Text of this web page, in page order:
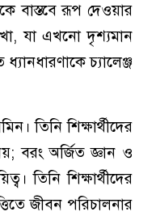
বাস্তবে রূপ দেওয়ার
যা এখনো দৃশ্যমান
চ্যালেঞ্জ
তিনি শিক্ষার্থীদের
বরং অর্জিত জ্ঞান ও
তিনি শিক্ষার্থীদের
জীবন পরিচালনার